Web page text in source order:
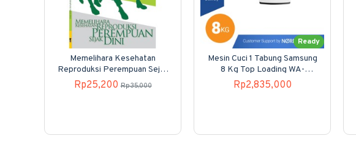
Memelihara Kesehatan
Reproduksi Perempuan Sejak
Dini
Rp25,200 Rp35,000
Ready
Mesin Cuci 1 Tabung Samsung
8 Kg Top Loading WA-
80H4000
Rp2,835,000